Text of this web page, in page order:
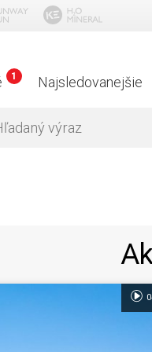
1 Najsledovanejšie